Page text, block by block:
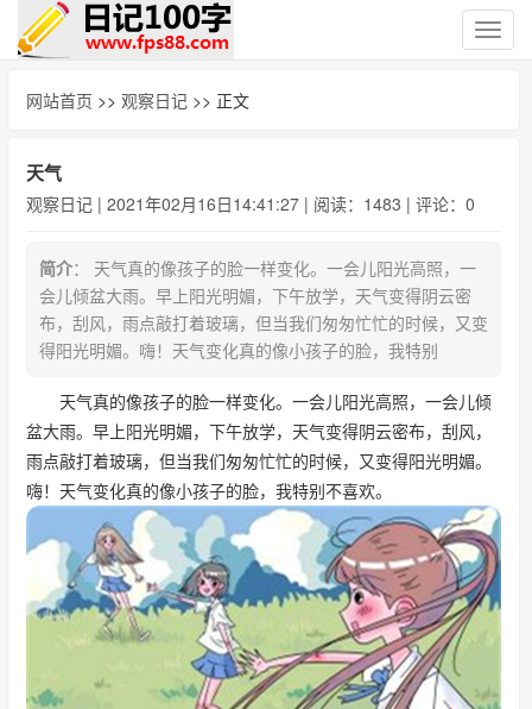
切
换
网站首页 >> 观察日记 >> 正文
天气
观察日记 | 2021年02月16日14:41:27 | 阅读：1483 | 评论：0
简介： 天气真的像孩子的脸一样变化。一会儿阳光高照，一
会儿倾盆大雨。早上阳光明媚，下午放学，天气变得阴云密
布，刮风，雨点敲打着玻璃，但当我们匆匆忙忙的时候，又变
得阳光明媚。嗨！天气变化真的像小孩子的脸，我特别
天气真的像孩子的脸一样变化。一会儿阳光高照，一会儿倾
盆大雨。早上阳光明媚，下午放学，天气变得阴云密布，刮风，
雨点敲打着玻璃，但当我们匆匆忙忙的时候，又变得阳光明媚。
嗨！天气变化真的像小孩子的脸，我特别不喜欢。